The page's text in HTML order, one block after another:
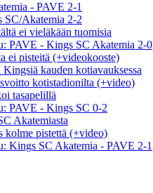
- PAVE 2-1
SC/Akatemia 2-2
ei vieläkään tuomisia
PAVE - Kings SC Akatemia 2-0
ei pisteitä (+videokooste)
kauden kotiavauksessa
kotistadionilta (+video)
tasapelillä
PAVE - Kings SC 0-2
Akatemiasta
kolme pistettä (+video)
Kings SC Akatemia - PAVE 2-1